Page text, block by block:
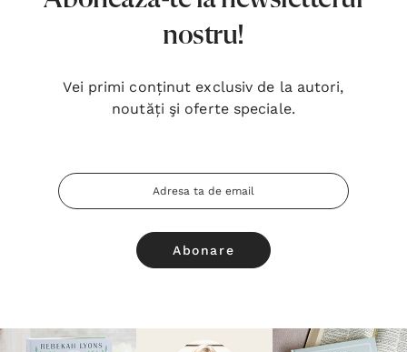
nostru!
Vei primi conținut exclusiv de la autori,
noutăți şi oferte speciale.
Adresa
Email